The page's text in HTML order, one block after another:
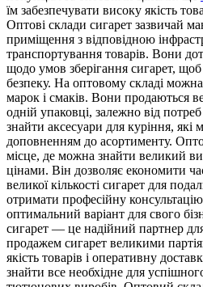
їм забезпечувати високу якість
Оптові склади сигарет зазвичай
приміщення з відповідною
транспортування товарів. Вони
щодо умов зберігання сигарет, щоб
безпеку. На оптовому складі
марок і смаків. Вони продаються
одній упаковці, залежно від
знайти аксесуари для куріння,
доповненням до асортименту.
місце, де можна знайти великий
цінами. Він дозволяє економити
великої кількості сигарет для
отримати професійну консультацію
оптимальний варіант для свого
сигарет — це надійний партнер
продажем сигарет великими
якість товарів і оперативну
знайти все необхідне для